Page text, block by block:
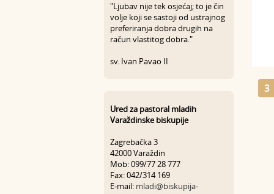
"Ljubav nije tek osjećaj; to je čin
volje koji se sastoji od ustrajnog
preferiranja dobra drugih na
račun vlastitog dobra."
sv. Ivan Pavao II
Ured za pastoral mladih
Varaždinske biskupije
Zagrebačka 3
42000 Varaždin
Mob: 099/77 28 777
Fax: 042/314 169
E-mail: mladi@biskupija-
3